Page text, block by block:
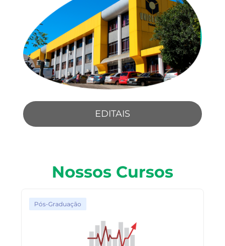
EDITAIS
Nossos Cursos
Pós-Graduação